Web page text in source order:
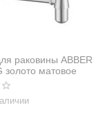
раковины ABBER
золото матовое